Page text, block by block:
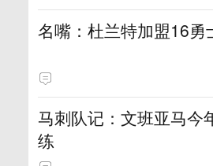
名嘴：杜兰特加盟16
马刺队记：文班亚马今
练